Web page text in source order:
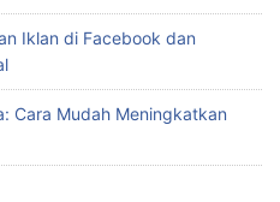
Iklan di Facebook dan
Cara Mudah Meningkatkan